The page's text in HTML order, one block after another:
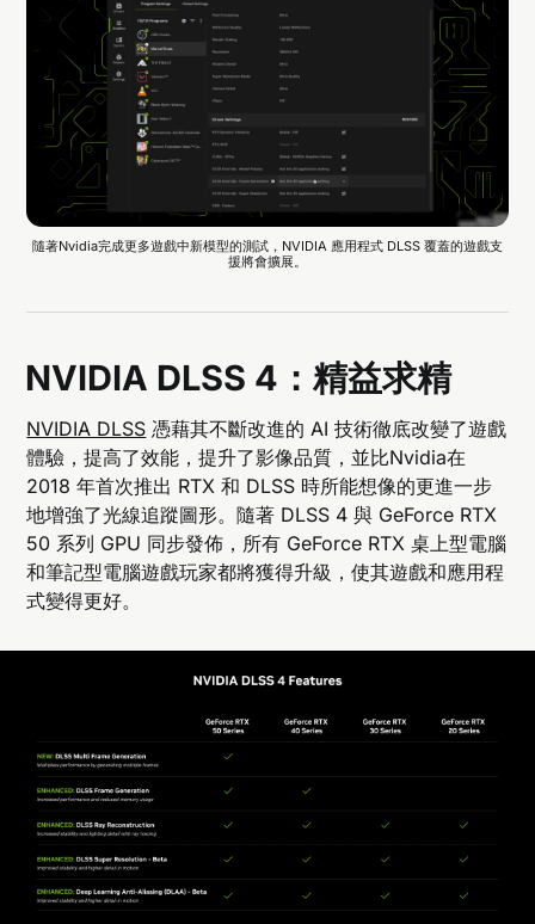
隨著Nvidia完成更多遊戲中新模型的測試，NVIDIA 應用程式 DLSS 覆蓋的遊戲支
援將會擴展。
NVIDIA DLSS 4：精益求精
NVIDIA DLSS 憑藉其不斷改進的 AI 技術徹底改變了遊戲
體驗，提高了效能，提升了影像品質，並比Nvidia在
2018 年首次推出 RTX 和 DLSS 時所能想像的更進一步
地增強了光線追蹤圖形。隨著 DLSS 4 與 GeForce RTX
50 系列 GPU 同步發佈，所有 GeForce RTX 桌上型電腦
和筆記型電腦遊戲玩家都將獲得升級，使其遊戲和應用程
式變得更好。